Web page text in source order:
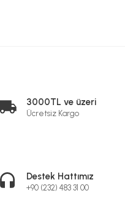
3000TL ve üzeri
Ücretsiz Kargo
Destek Hattımız
+90 (232) 483 31 00